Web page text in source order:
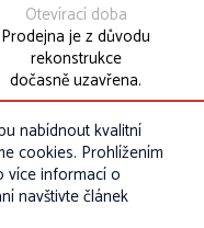
Otevírací doba
Prodejna je z důvodu
rekonstrukce
dočasně uzavřena.
nabídnout kvalitní
cookies. Prohlížením
více informací o
navštivte článek